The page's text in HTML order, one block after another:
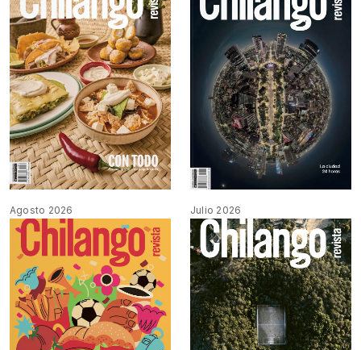
Agosto 2026 Julio 2026